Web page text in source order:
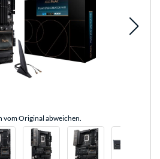
vom Original abweichen.